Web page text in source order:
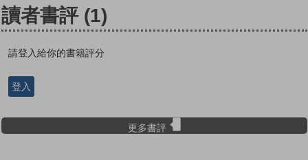
讀者書評 (1)
請登入給你的書籍評分
登入
更多書評